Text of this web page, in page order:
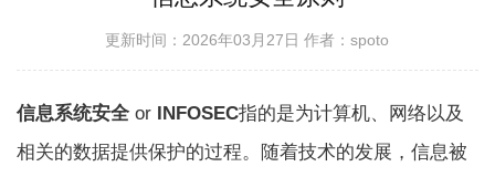
更新时间：2026年03月27日作者：spoto
信息系统安全 or INFOSEC指的是为计算机、网络以及
相关的数据提供保护的过程。随着技术的发展，信息被